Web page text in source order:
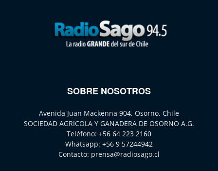
SOBRE NOSOTROS
Avenida Juan Mackenna 904, Osorno, Chile
SOCIEDAD AGRICOLA Y GANADERA DE OSORNO A.G.
Teléfono: +56 64 223 2160
Whatsapp: +56 9 57244942
Contacto: prensa@radiosago.cl